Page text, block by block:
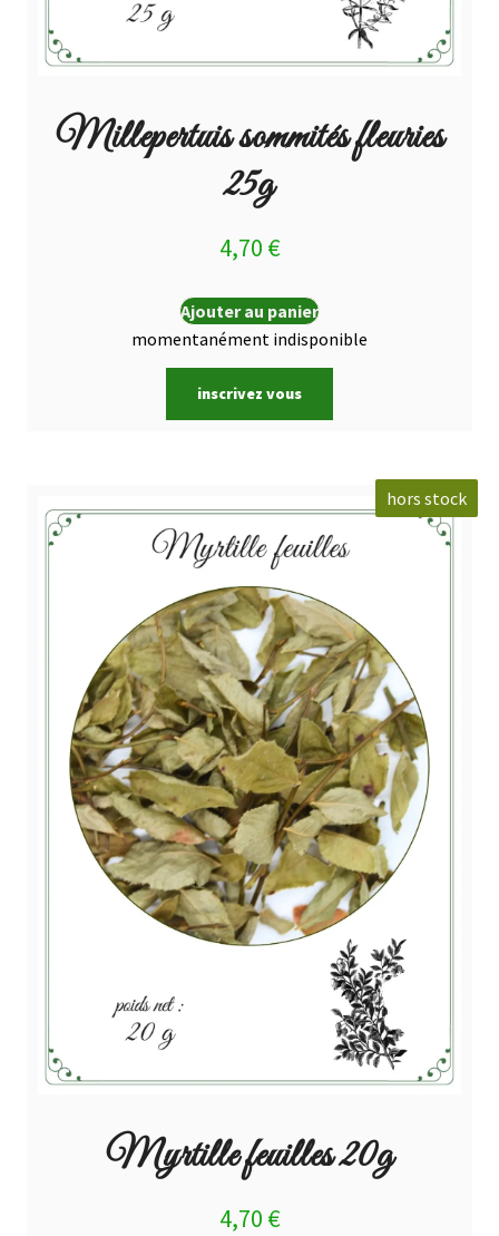
Millepertuis sommités fleuries
25g
4,70 €
Ajouter au panier
momentanément indisponible
inscrivez vous
hors stock
Myrtille feuilles 20g
4,70 €